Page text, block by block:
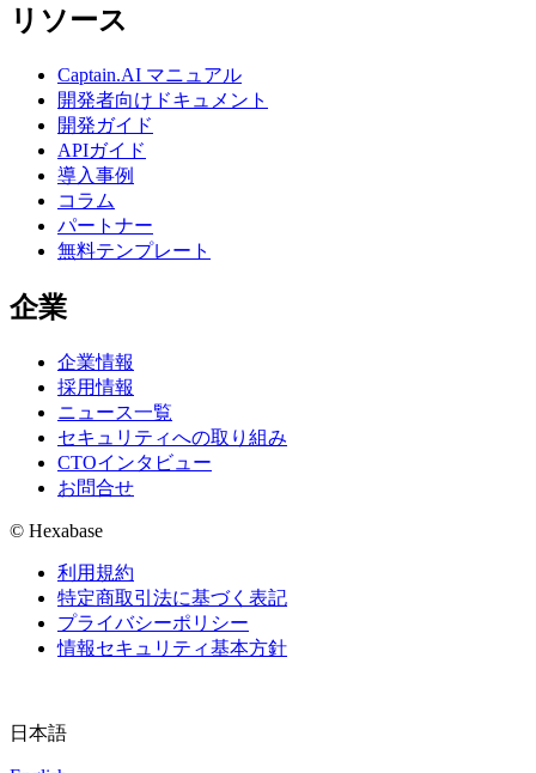
リソース
Captain.AI マニュアル
開発者向けドキュメント
開発ガイド
APIガイド
導入事例
コラム
パートナー
無料テンプレート
企業
企業情報
採用情報
ニュース一覧
セキュリティへの取り組み
CTOインタビュー
お問合せ
© Hexabase
利用規約
特定商取引法に基づく表記
プライバシーポリシー
情報セキュリティ基本方針
日本語